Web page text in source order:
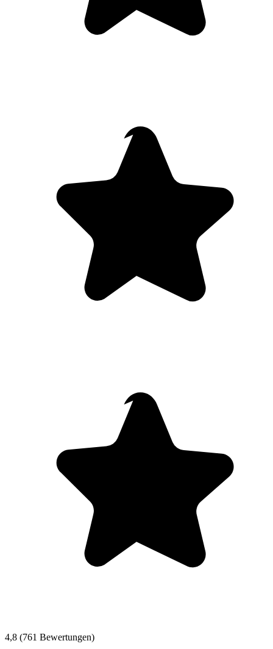
4,8 (761 Bewertungen)